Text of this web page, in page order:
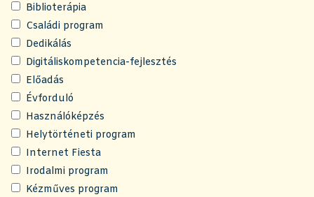
Biblioterápia
Családi program
Dedikálás
Digitáliskompetencia-fejlesztés
Előadás
Évforduló
Használóképzés
Helytörténeti program
Internet Fiesta
Irodalmi program
Kézműves program